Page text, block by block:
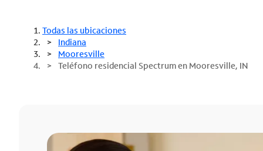
Todas las ubicaciones
Indiana
Mooresville
Teléfono residencial Spectrum en Mooresville, IN